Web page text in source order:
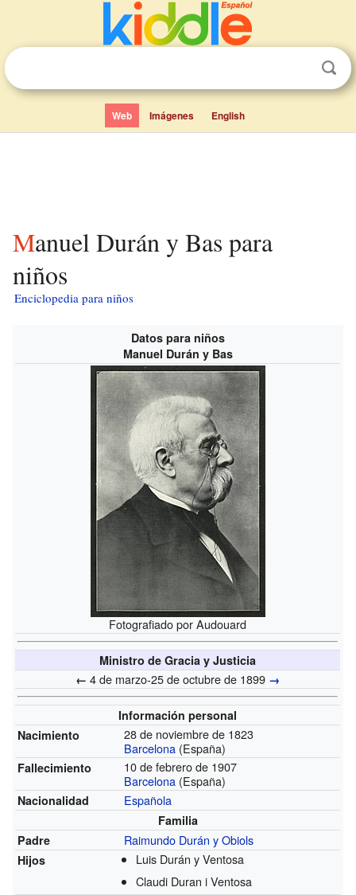
Web Imágenes English
Manuel Durán y Bas para
niños
Enciclopedia para niños
Datos para niños
Manuel Durán y Bas
Fotografiado por Audouard
Ministro de Gracia y Justicia
← 4 de marzo-25 de octubre de 1899 →
Información personal
Nacimiento
28 de noviembre de 1823
Barcelona (España)
Fallecimiento
10 de febrero de 1907
Barcelona (España)
Nacionalidad Española
Familia
Padre
Raimundo Durán y Obiols
Hijos
Luis Durán y Ventosa
Claudi Duran i Ventosa